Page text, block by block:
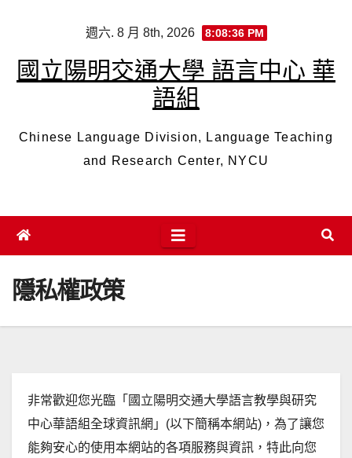
content
週六. 8 月 8th, 2026 8:08:36 PM
國立陽明交通大學 語言中心 華
語組
Chinese Language Division, Language Teaching
and Research Center, NYCU
隱私權政策
非常歡迎您光臨「國立陽明交通大學語言教學與研究
中心華語組全球資訊網」(以下簡稱本網站)，為了讓您
能夠安心的使用本網站的各項服務與資訊，特此向您